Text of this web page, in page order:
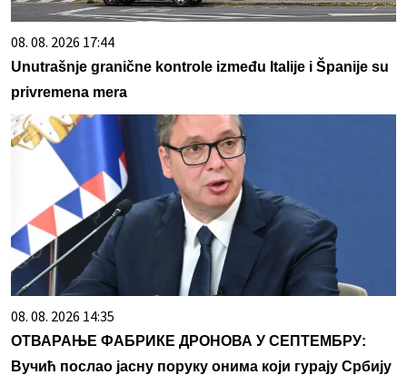
08. 08. 2026 17:44
Unutrašnje granične kontrole između Italije i Španije su
privremena mera
08. 08. 2026 14:35
ОТВАРАЊЕ ФАБРИКЕ ДРОНОВА У СЕПТЕМБРУ:
Вучић послао јасну поруку онима који гурају Србију